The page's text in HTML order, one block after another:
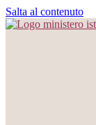
Salta al contenuto